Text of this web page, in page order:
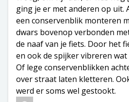
ging je er met anderen op uit.
een conservenblik monteren
dwars bovenop verbonden
de naaf van je fiets. Door het
en ook de spijker vibreren wat
Of lege conservenblikken
over straat laten kletteren.
werd er soms wel gestookt.